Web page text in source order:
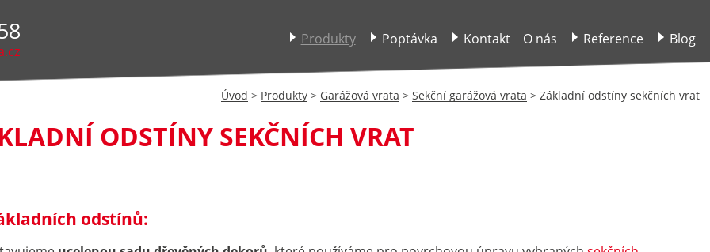
Produkty Poptávka Kontakt O nás Reference Blog
Úvod > Produkty> Garážová vrata > Sekční garážová vrata > Základní odstíny sekčních vrat
ODSTÍNY SEKČNÍCH VRAT
odstínů: